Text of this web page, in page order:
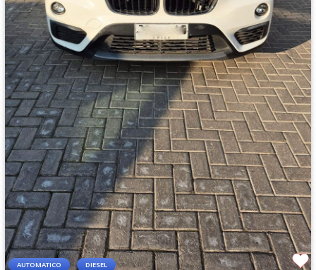
AUTOMATICO DIESEL